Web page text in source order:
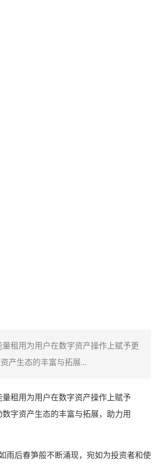
租用为用户在数字资产操作上赋予更
产生态的丰富与拓展...
租用为用户在数字资产操作上赋予
字资产生态的丰富与拓展，助力用
雨后春笋般不断涌现，宛如为投资者和使